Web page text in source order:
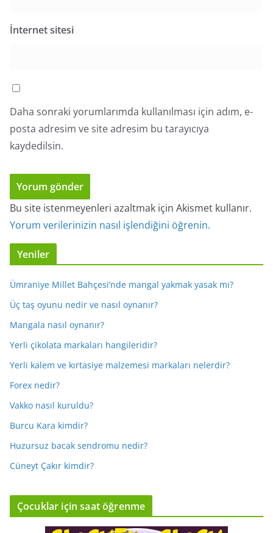
İnternet sitesi
Daha sonraki yorumlarımda kullanılması için adım, e-
posta adresim ve site adresim bu tarayıcıya
kaydedilsin.
Bu site istenmeyenleri azaltmak için Akismet kullanır.
Yorum verilerinizin nasıl işlendiğini öğrenin.
Yeniler
Ümraniye Millet Bahçesi’nde mangal yakmak yasak mı?
Üç taş oyunu nedir ve nasıl oynanır?
Mangala nasıl oynanır?
Yerli çikolata markaları hangileridir?
Yerli kalem ve kırtasiye malzemesi markaları nelerdir?
Forex nedir?
Vakko nasıl kuruldu?
Burcu Kara kimdir?
Huzursuz bacak sendromu nedir?
Cüneyt Çakır kimdir?
Çocuklar için saat öğrenme